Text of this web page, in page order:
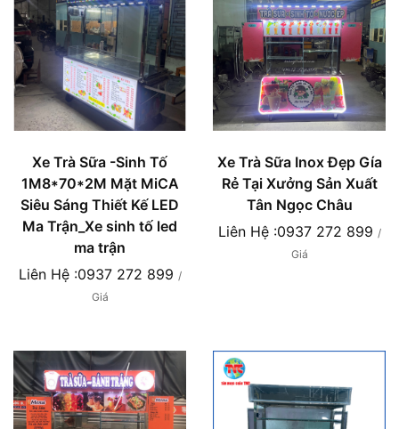
Xe Trà Sữa -Sinh Tố
1M8*70*2M Mặt MiCA
Siêu Sáng Thiết Kế LED
Ma Trận_Xe sinh tố led
ma trận
Liên Hệ :0937 272 899 /
Giá
Xe Trà Sữa Inox Đẹp Gía
Rẻ Tại Xưởng Sản Xuất
Tân Ngọc Châu
Liên Hệ :0937 272 899 /
Giá